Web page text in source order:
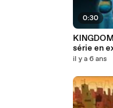
0:30
série en
il y a 6 ans